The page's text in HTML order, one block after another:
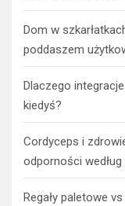
Dom w
poddaszem
Dlaczego
kiedyś?
Cordyceps i
odporności według
Regały paletowe